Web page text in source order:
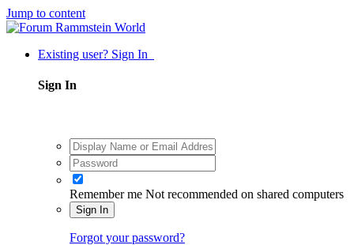
Jump to content
Existing user? Sign In
Sign In
Remember me Not recommended on shared computers
Sign In
Forgot your password?